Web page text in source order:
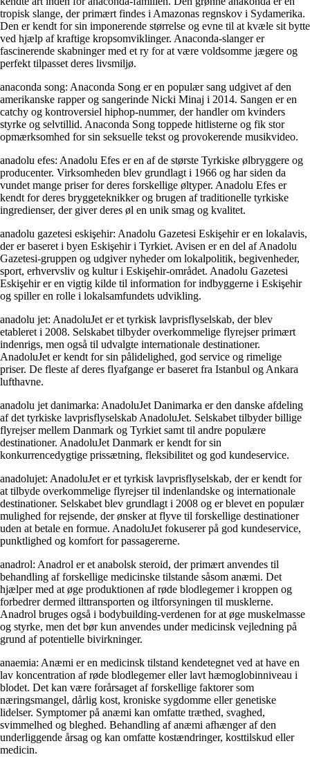
tropisk slange, der primært findes i Amazonas regnskov i Sydamerika.
Den er kendt for sin imponerende størrelse og evne til at kvæle sit bytte
ved hjælp af kraftige kropsomviklinger. Anaconda-slanger er
fascinerende skabninger med et ry for at være voldsomme jægere og
perfekt tilpasset deres livsmiljø.
anaconda song: Anaconda Song er en populær sang udgivet af den
amerikanske rapper og sangerinde Nicki Minaj i 2014. Sangen er en
catchy og kontroversiel hiphop-nummer, der handler om kvinders
styrke og selvtillid. Anaconda Song toppede hitlisterne og fik stor
opmærksomhed for sin seksuelle tekst og provokerende musikvideo.
anadolu efes: Anadolu Efes er en af de største Tyrkiske ølbryggere og
producenter. Virksomheden blev grundlagt i 1966 og har siden da
vundet mange priser for deres forskellige øltyper. Anadolu Efes er
kendt for deres bryggeteknikker og brugen af traditionelle tyrkiske
ingredienser, der giver deres øl en unik smag og kvalitet.
anadolu gazetesi eskişehir: Anadolu Gazetesi Eskişehir er en lokalavis,
der er baseret i byen Eskişehir i Tyrkiet. Avisen er en del af Anadolu
Gazetesi-gruppen og udgiver nyheder om lokalpolitik, begivenheder,
sport, erhvervsliv og kultur i Eskişehir-området. Anadolu Gazetesi
Eskişehir er en vigtig kilde til information for indbyggerne i Eskişehir
og spiller en rolle i lokalsamfundets udvikling.
anadolu jet: AnadoluJet er et tyrkisk lavprisflyselskab, der blev
etableret i 2008. Selskabet tilbyder overkommelige flyrejser primært
indenrigs, men også til udvalgte internationale destinationer.
AnadoluJet er kendt for sin pålidelighed, god service og rimelige
priser. De fleste af deres flyafgange er baseret fra Istanbul og Ankara
lufthavne.
anadolu jet danimarka: AnadoluJet Danimarka er den danske afdeling
af det tyrkiske lavprisflyselskab AnadoluJet. Selskabet tilbyder billige
flyrejser mellem Danmark og Tyrkiet samt til andre populære
destinationer. AnadoluJet Danmark er kendt for sin
konkurrencedygtige prissætning, fleksibilitet og god kundeservice.
anadolujet: AnadoluJet er et tyrkisk lavprisflyselskab, der er kendt for
at tilbyde overkommelige flyrejser til indenlandske og internationale
destinationer. Selskabet blev grundlagt i 2008 og er blevet en populær
mulighed for rejsende, der ønsker at flyve til forskellige destinationer
uden at betale en formue. AnadoluJet fokuserer på god kundeservice,
punktlighed og komfort for passagererne.
anadrol: Anadrol er et anabolsk steroid, der primært anvendes til
behandling af forskellige medicinske tilstande såsom anæmi. Det
hjælper med at øge produktionen af røde blodlegemer i kroppen og
forbedrer dermed ilttransporten og iltforsyningen til musklerne.
Anadrol bruges også i bodybuilding-verdenen for at øge muskelmasse
og styrke, men det bør kun anvendes under medicinsk vejledning på
grund af potentielle bivirkninger.
anaemia: Anæmi er en medicinsk tilstand kendetegnet ved at have en
lav koncentration af røde blodlegemer eller lavt hæmoglobinniveau i
blodet. Det kan være forårsaget af forskellige faktorer som
næringsmangel, dårlig kost, kroniske sygdomme eller genetiske
lidelser. Symptomer på anæmi kan omfatte træthed, svaghed,
svimmelhed og bleghed. Behandling af anæmi afhænger af den
underliggende årsag og kan omfatte kostændringer, kosttilskud eller
medicin.